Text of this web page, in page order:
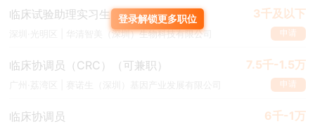
临床试验助理实习生 3千及以下
深圳·光明区 | 华清智美（深圳）生物科技有限公司 申请
临床协调员（CRC）（可兼职） 7.5千-1.5万
申请
临床协调员 6千-1万
登录解锁更多职位